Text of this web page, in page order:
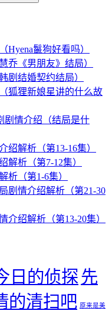
Hyena鬣狗好看吗）
乔《男朋友》结局）
剧结婚契约结局）
狐狸新娘星讲的什么故
剧情介绍（结局是什
绍解析（第13-16集）
解析（第7-12集）
析（第1-6集）
剧情介绍解析（第21-30
介绍解析（第13-20集）
日的侦探先
的清扫吧 原来是美